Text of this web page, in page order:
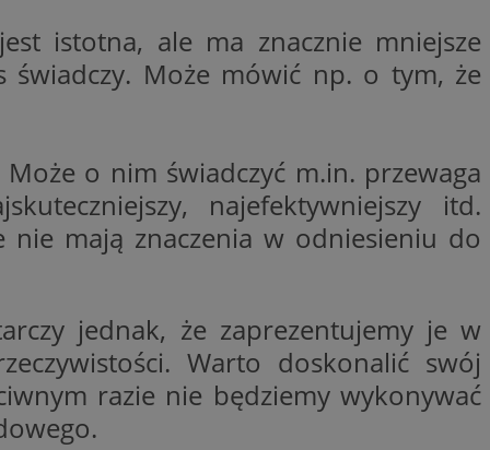
istotna, ale ma znacznie mniejsze
Może mówić np. o tym, że
o nim świadczyć m.in. przewaga
najefektywniejszy itd.
nie mają znaczenia w odniesieniu do
jednak, że zaprezentujemy je w
Warto doskonalić swój
razie nie będziemy wykonywać
usługę Cookie-
preferencji
na pliki cookie.
Cookie-
Analytics - co
usługi
Jest on
i służy do
sesji i kampanii
w
Bidswitch
zapewnić, że
tych samych
który
w
do